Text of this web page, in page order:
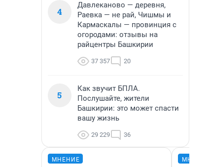
4
Давлеканово — деревня,
Раевка — не рай, Чишмы и
Кармаскалы — провинция с
огородами: отзывы на
райцентры Башкирии
37 357 20
5
Как звучит БПЛА.
Послушайте, жители
Башкирии: это может спасти
вашу жизнь
29 229 36
МНЕНИЕ